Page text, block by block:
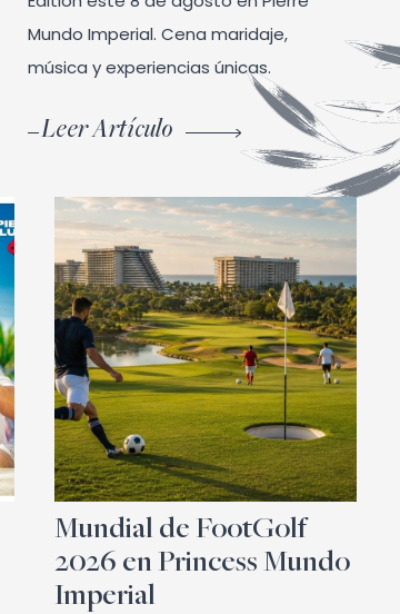
Mundo Imperial. Cena maridaje,
música y experiencias únicas.
Leer Artículo
Mundial de FootGolf
2026 en Princess Mundo
Imperial